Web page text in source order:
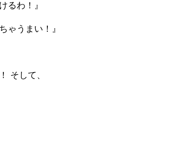
るわ！』
うまい！』
そして、